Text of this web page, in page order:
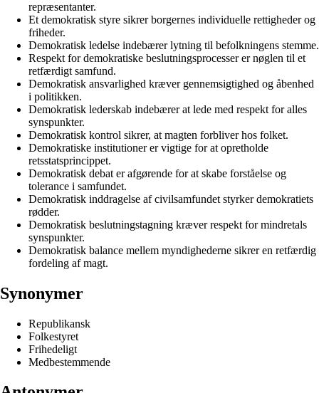
repræsentanter.
Et demokratisk styre sikrer borgernes individuelle rettigheder og
friheder.
Demokratisk ledelse indebærer lytning til befolkningens stemme.
Respekt for demokratiske beslutningsprocesser er nøglen til et
retfærdigt samfund.
Demokratisk ansvarlighed kræver gennemsigtighed og åbenhed
i politikken.
Demokratisk lederskab indebærer at lede med respekt for alles
synspunkter.
Demokratisk kontrol sikrer, at magten forbliver hos folket.
Demokratiske institutioner er vigtige for at opretholde
retsstatsprincippet.
Demokratisk debat er afgørende for at skabe forståelse og
tolerance i samfundet.
Demokratisk inddragelse af civilsamfundet styrker demokratiets
rødder.
Demokratisk beslutningstagning kræver respekt for mindretals
synspunkter.
Demokratisk balance mellem myndighederne sikrer en retfærdig
fordeling af magt.
Synonymer
Republikansk
Folkestyret
Frihedeligt
Medbestemmende